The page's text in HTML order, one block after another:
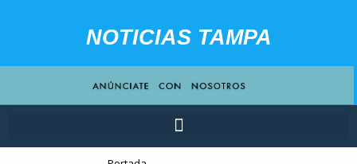
NOTICIAS TAMPA